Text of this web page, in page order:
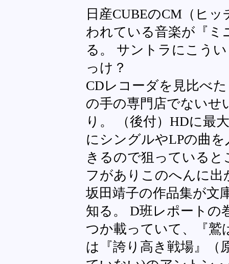
日産CUBEのCM（ヒ
われている音楽が『ミ
る。 サントラにこう
っけ？
CDレコーダを見比べ
の手の専門店でないせ
り。 （後付）HDに最
にシングルやLPの曲
きるので狙っている
フがありこのへんに
坂田靖子の作品集が文
知る。 D班レポートの
つか載っていて、『鷲
は『誇り高き戦場』（